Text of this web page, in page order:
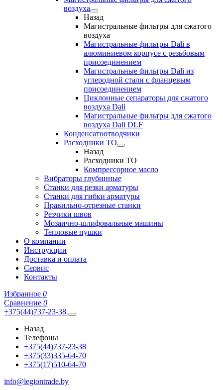
воздуха
Назад
Магистральные фильтры для сжатого
воздуха
Магистральные фильтры Dali в
алюминиевом корпусе с резьбовым
присоединением
Магистральные фильтры Dali из
углеродной стали с фланцевым
присоединением
Циклонные сепараторы для сжатого
воздуха Dali
Магистральные фильтры для сжатого
воздуха Dali DLF
Конденсатоотводчики
Расходники ТО
Назад
Расходники ТО
Компрессорное масло
Вибраторы глубинные
Станки для резки арматуры
Станки для гибки арматуры
Правильно-отрезные станки
Резчики швов
Мозаично-шлифовальные машины
Тепловые пушки
О компании
Инструкции
Доставка и оплата
Сервис
Контакты
Избранное 0
Сравнение 0
+375(44)737-23-38
Назад
Телефоны
+375(44)737-23-38
+375(33)335-64-70
+375(17)510-64-70
info@legiontrade.by